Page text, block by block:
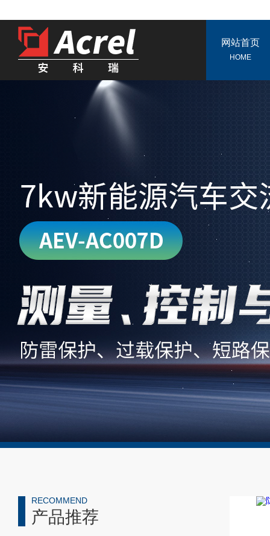
网站首页
HOME
RECOMMEND
产品推荐